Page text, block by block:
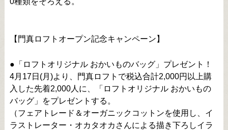
【門真ロフトオープン記念キャンペーン】
●「ロフトオリジナル おかいものバッグ」プレゼント！
4月17日(月)より、門真ロフトで税込合計2,000円以上購
入した先着2,000人に、「ロフトオリジナル おかいもの
バッグ」をプレゼントする。
（フェアトレード＆オーガニックコットンを使用し、イ
ラストレーター・オカタオカさんによる描き下ろしイラ